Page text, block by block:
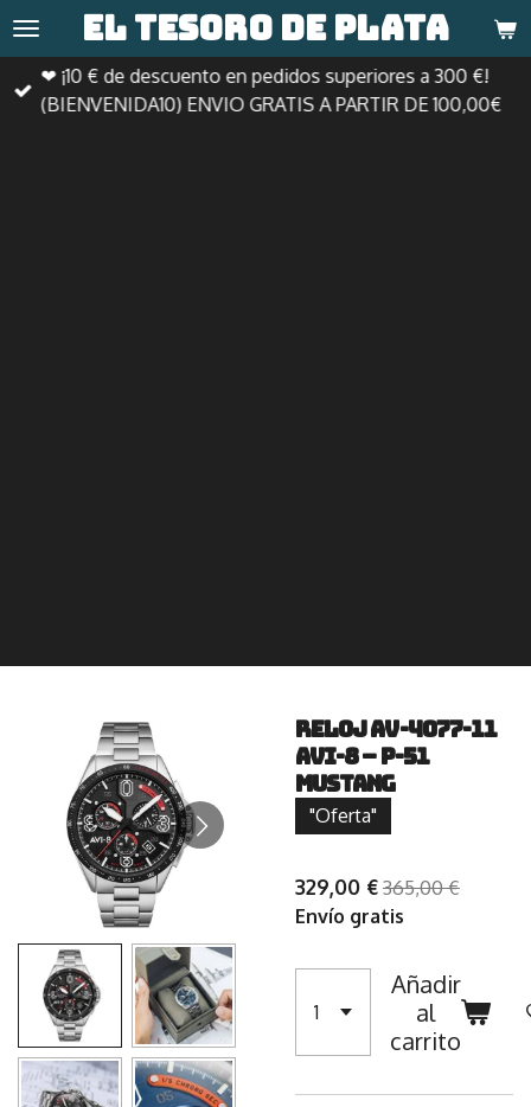
Ir
al
contenido
principal
El tesoro de plata
❤ ¡10 € de descuento en pedidos superiores a 300 €!
(BIENVENIDA10) ENVIO GRATIS A PARTIR DE 100,00€
Reloj AV-4077-11
AVI-8 – P-51
MUSTANG
"Oferta"
329,00 €365,00 €
Envío gratis
Añadir
al
carrito